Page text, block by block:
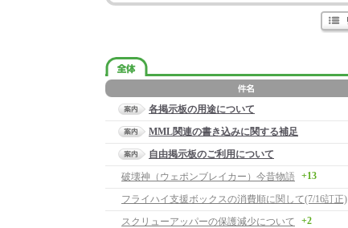
各掲示板の用途について
MML関連の書き込みに関する補足
自由掲示板のご利用について
破壊神（ウェポンブレイカー）今昔物語 +13
フライハイ支援ボックスの消費順に関して(7/16訂正)
スクリューアッパーの保護減少について
+2